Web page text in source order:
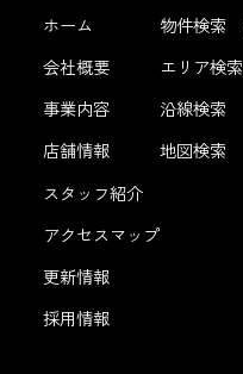
ホーム
会社概要
事業内容
店舗情報
スタッフ紹介
アクセスマップ
更新情報
採用情報
物件検索
エリア検索
沿線検索
地図検索